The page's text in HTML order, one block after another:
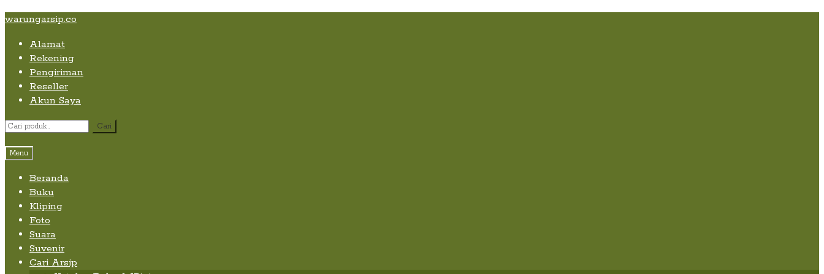
Skip
content
Skip
navigation
Skip
content
warungarsip.co
Alamat
Rekening
Pengiriman
Reseller
Akun Saya
Pencarian
Cari
Menu
Beranda
Buku
Kliping
Foto
Suara
Suvenir
Cari Arsip